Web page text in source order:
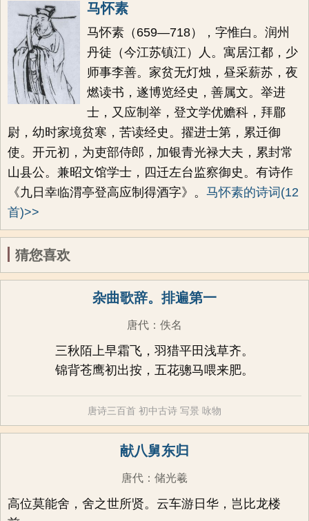
马怀素
马怀素（659―718），字惟白。润州
丹徒（今江苏镇江）人。寓居江都，少
师事李善。家贫无灯烛，昼采薪苏，夜
燃读书，遂博览经史，善属文。举进
士，又应制举，登文学优赡科，拜郿
尉，幼时家境贫寒，苦读经史。擢进士第，累迁御
使。开元初，为吏部侍郎，加银青光禄大夫，累封常
山县公。兼昭文馆学士，四迁左台监察御史。有诗作
《九日幸临渭亭登高应制得酒字》。 马怀素的诗词(12
首)>>
猜您喜欢
杂曲歌辞。排遍第一
唐代 ： 佚名
三秋陌上早霜飞，羽猎平田浅草齐。
锦背苍鹰初出按，五花骢马喂来肥。
唐诗三百首 初中古诗 写景 咏物
献八舅东归
唐代 ： 储光羲
高位莫能舍，舍之世所贤。云车游日华，岂比龙楼